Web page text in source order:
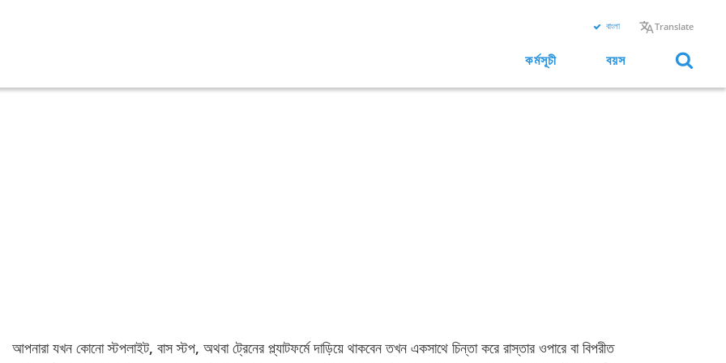
বাংলা Translate
কর্মসূচী বয়স
আপনারা যখন কোনো স্টপলাইট, বাস স্টপ, অথবা ট্রেনের প্ল্যাটফর্মে দাড়িয়ে থাকবেন তখন একসাথে চিন্তা করে রাস্তার ওপারে বা বিপরীত